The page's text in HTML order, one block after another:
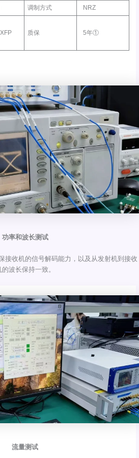
调制方式 NRZ
质保 5年①
功率和波长测试
接收机的信号解码能力，以及从发射机到接收
的波长保持一致。
流量测试